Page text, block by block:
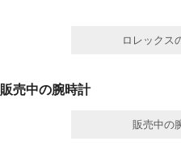
ロレックス
販売中の腕時計
販売中の